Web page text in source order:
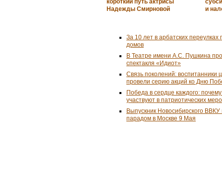
короткий путь актрисы
Надежды Смирновой
и
За 10 лет в арбатских переулках
домов
В Театре имени А.С. Пушкина
спектакля «Идиот»
Связь поколений: воспитанники
провели серию акций ко Дню
Победа в сердце каждого:
участвуют в патриотических
Выпускник Новосибирского
парадом в Москве 9 Мая